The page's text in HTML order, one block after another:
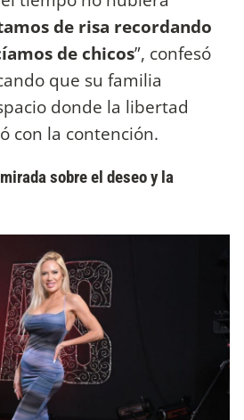
de risa recordando
de chicos”, confesó
que su familia
donde la libertad
con la contención.
sobre el deseo y la